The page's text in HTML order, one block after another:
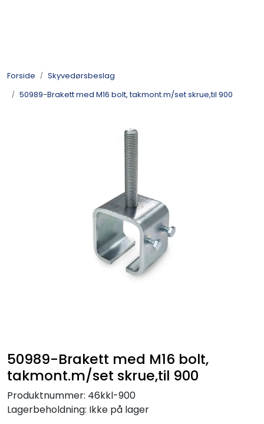
Forside
Skyvedørsbeslag
50989-Brakett med M16 bolt, takmont.m/set skrue,til 900
50989-Brakett med M16 bolt,
takmont.m/set skrue,til 900
Produktnummer: 46kkl-900
Lagerbeholdning: Ikke på lager